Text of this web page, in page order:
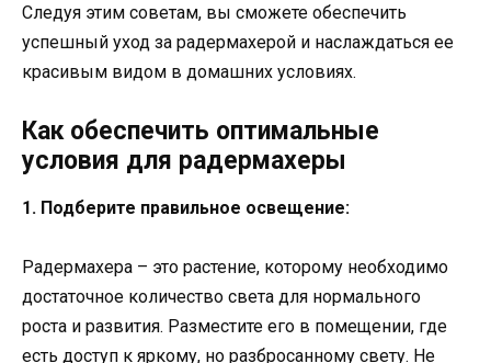
Следуя этим советам, вы сможете обеспечить
успешный уход за радермахерой и наслаждаться ее
красивым видом в домашних условиях.
Как обеспечить оптимальные
условия для радермахеры
1. Подберите правильное освещение:
Радермахера – это растение, которому необходимо
достаточное количество света для нормального
роста и развития. Разместите его в помещении, где
есть доступ к яркому, но разбросанному свету. Не